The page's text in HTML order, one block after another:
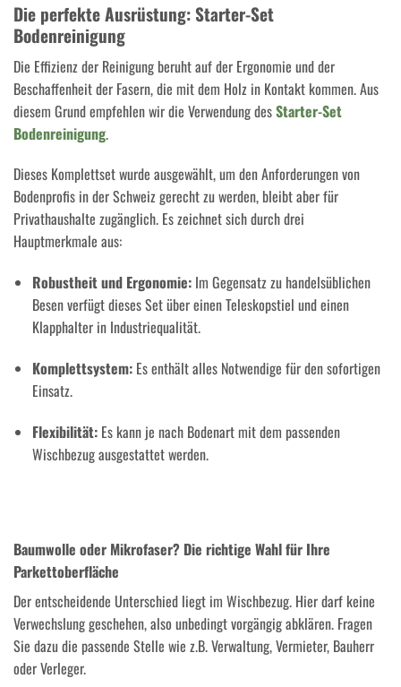
Die perfekte Ausrüstung: Starter-Set
Bodenreinigung
Die Effizienz der Reinigung beruht auf der Ergonomie und der
Beschaffenheit der Fasern, die mit dem Holz in Kontakt kommen. Aus
diesem Grund empfehlen wir die Verwendung desStarter-Set
Bodenreinigung.
Dieses Komplettset wurde ausgewählt, um den Anforderungen von
Bodenprofis in der Schweiz gerecht zu werden, bleibt aber für
Privathaushalte zugänglich. Es zeichnet sich durch drei
Hauptmerkmale aus:
Robustheit und Ergonomie:Im Gegensatz zu handelsüblichen
Besen verfügt dieses Set über einen Teleskopstiel und einen
Klapphalter in Industriequalität.
Komplettsystem:Es enthält alles Notwendige für den sofortigen
Einsatz.
Flexibilität:Es kann je nach Bodenart mit dem passenden
Wischbezug ausgestattet werden.
Baumwolle oder Mikrofaser? Die richtige Wahl für Ihre
Parkettoberfläche
Der entscheidende Unterschied liegt im Wischbezug. Hier darf keine
Verwechslung geschehen, also unbedingt vorgängig abklären. Fragen
Sie dazu die passende Stelle wie z.B. Verwaltung, Vermieter, Bauherr
oder Verleger.